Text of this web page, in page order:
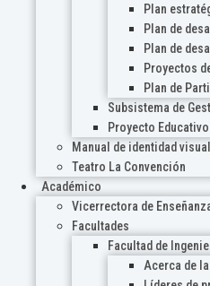
Plan
Plan de
Plan de
Proyectos
Plan de
Subsistema de
Proyecto
Manual de identidad visual
Teatro La Convención
Académico
Vicerrectora de
Facultades
Facultad de
Acerca de